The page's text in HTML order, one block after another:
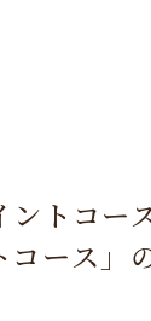
ントコー
コース」